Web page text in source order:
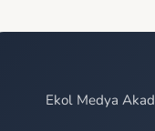
Ekol Medya